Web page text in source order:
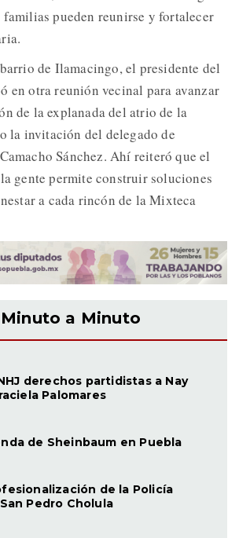
pueden reunirse y fortalecer
de Ilamacingo, el presidente del
en otra reunión vecinal para avanzar
de la explanada del atrio de la
la invitación del delegado de
Sánchez. Ahí reiteró que el
gente permite construir soluciones
a cada rincón de la Mixteca
Minuto a Minuto
derechos partidistas a Nay
Palomares
de Sheinbaum en Puebla
de la Policía
Pedro Cholula